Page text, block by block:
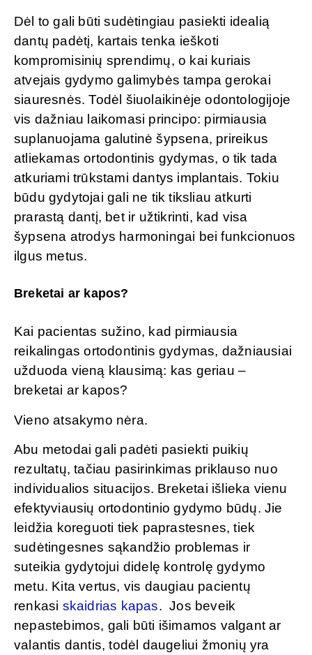
Dėl to gali būti sudėtingiau pasiekti idealią
dantų padėtį, kartais tenka ieškoti
kompromisinių sprendimų, o kai kuriais
atvejais gydymo galimybės tampa gerokai
siauresnės. Todėl šiuolaikinėje odontologijoje
vis dažniau laikomasi principo: pirmiausia
suplanuojama galutinė šypsena, prireikus
atliekamas ortodontinis gydymas, o tik tada
atkuriami trūkstami dantys implantais. Tokiu
būdu gydytojai gali ne tik tiksliau atkurti
prarastą dantį, bet ir užtikrinti, kad visa
šypsena atrodys harmoningai bei funkcionuos
ilgus metus.
Breketai ar kapos?
Kai pacientas sužino, kad pirmiausia
reikalingas ortodontinis gydymas, dažniausiai
užduoda vieną klausimą: kas geriau –
breketai ar kapos?
Vieno atsakymo nėra.
Abu metodai gali padėti pasiekti puikių
rezultatų, tačiau pasirinkimas priklauso nuo
individualios situacijos. Breketai išlieka vienu
efektyviausių ortodontinio gydymo būdų. Jie
leidžia koreguoti tiek paprastesnes, tiek
sudėtingesnes sąkandžio problemas ir
suteikia gydytojui didelę kontrolę gydymo
metu. Kita vertus, vis daugiau pacientų
renkasi skaidrias kapas. Jos beveik
nepastebimos, gali būti išimamos valgant ar
valantis dantis, todėl daugeliui žmonių yra